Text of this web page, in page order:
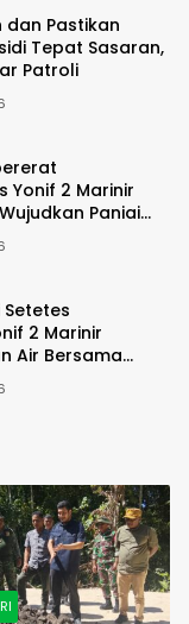
Pastikan
Tepat Sasaran,
Patroli
Yonif 2 Marinir
Paniai
2 Marinir
Air Bersama